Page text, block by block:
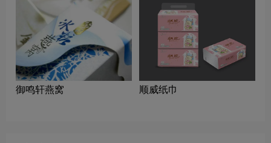
御鸣轩燕窝 顺威纸巾